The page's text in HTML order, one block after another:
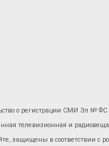
о регистрации СМИ Эл № ФС
телевизионная и
защищены в соответствии с